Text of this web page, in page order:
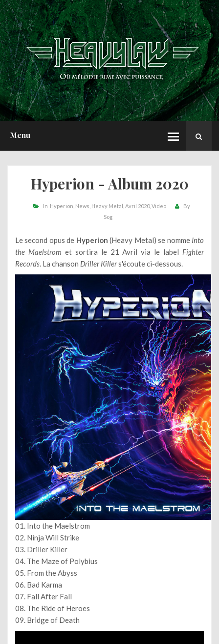
Menu
ACCUEIL
NEWS
CHRONIQUES
INTERVIEWS
REPORTS
A PROPOS
Hyperion - Album 2020
In Hyperion News Heavy Metal Avril 2020 Video
By
Sog
Le second opus de Hyperion (Heavy Metal) se nomme Into
the Maelstrom et sortira le 21 Avril via le label Fighter
Records. La chanson Driller Killers'écoute ci-dessous.
01. Into the Maelstrom
02. Ninja Will Strike
03. Driller Killer
04. The Maze of Polybius
05. From the Abyss
06. Bad Karma
07. Fall After Fall
08. The Ride of Heroes
09. Bridge of Death